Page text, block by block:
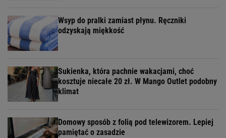
Wsyp do pralki zamiast płynu. Ręczniki
odzyskają miękkość
Sukienka, która pachnie wakacjami, choć
kosztuje niecałe 20 zł. W Mango Outlet podobny
klimat
Domowy sposób z folią pod telewizorem. Lepiej
pamiętać o zasadzie